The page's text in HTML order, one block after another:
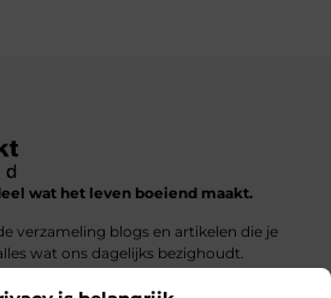
wat het leven boeiend maakt.
verzameling blogs en artikelen die je
wat ons dagelijks bezighoudt.